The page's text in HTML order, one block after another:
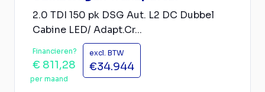
2.0 TDI 150 pk DSG Aut. L2 DC Dubbel
Cabine LED/ Adapt.Cr...
Financieren?
€ 811,28
per maand
excl. BTW
€34.944